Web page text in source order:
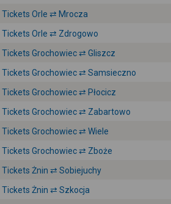
Tickets Orle ⇄ Mrocza
Tickets Orle ⇄ Zdrogowo
Tickets Grochowiec ⇄ Gliszcz
Tickets Grochowiec ⇄ Samsieczno
Tickets Grochowiec ⇄ Płocicz
Tickets Grochowiec ⇄ Zabartowo
Tickets Grochowiec ⇄ Wiele
Tickets Grochowiec ⇄ Zboże
Tickets Żnin ⇄ Sobiejuchy
Tickets Żnin ⇄ Szkocja